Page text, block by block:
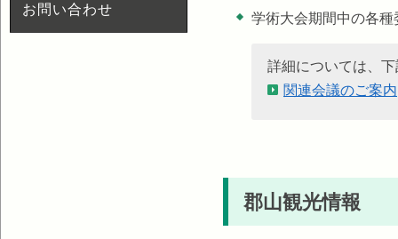
お問い合わせ
学術大会期間中の各
詳細については、
関連会議のご案内
郡山観光情報